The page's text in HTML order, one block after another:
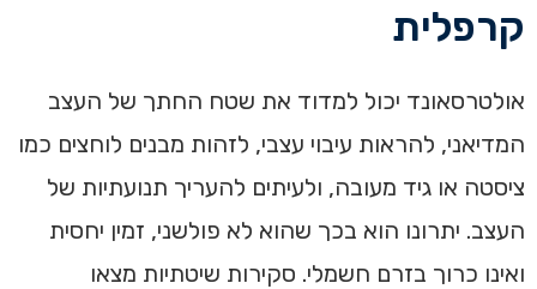
קרפלית
אולטרסאונד יכול למדוד את שטח החתך של העצב
המדיאני, להראות עיבוי עצבי, לזהות מבנים לוחצים כמו
ציסטה או גיד מעובה, ולעיתים להעריך תנועתיות של
העצב. יתרונו הוא בכך שהוא לא פולשני, זמין יחסית
ואינו כרוך בזרם חשמלי. סקירות שיטתיות מצאו